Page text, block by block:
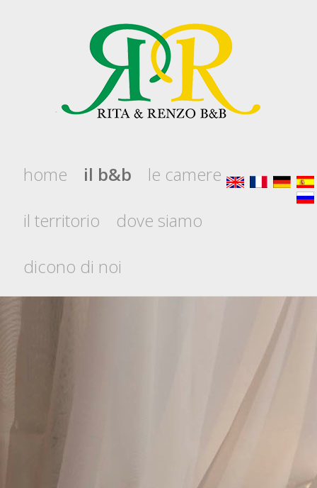
home il b&b
le camere
il territorio
dove siamo
dicono di noi